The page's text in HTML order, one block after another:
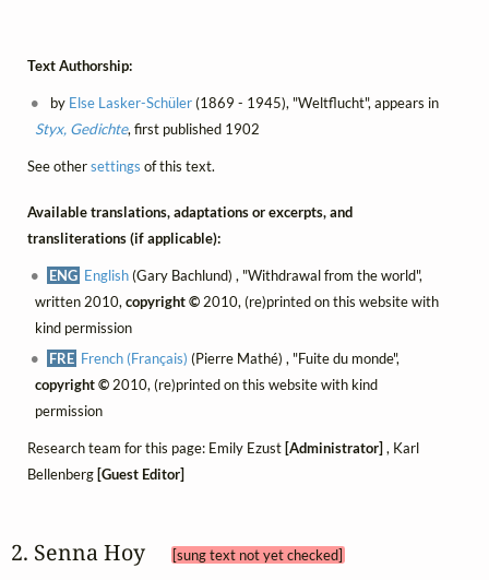
Text Authorship:
by Else Lasker-Schüler(1869 - 1945), "Weltflucht", appears in
Styx, Gedichte, first published 1902
See othersettings of this text.
Available translations, adaptations or excerpts, and
transliterations (if applicable):
ENG English(Gary Bachlund) , "Withdrawal from the world",
written 2010, copyright ©2010, (re)printed on this website with
kind permission
FRE French (Français) (Pierre Mathé) , "Fuite du monde",
copyright ©2010, (re)printed on this website with kind
permission
Research team for this page: Emily Ezust [Administrator] , Karl
Bellenberg [Guest Editor]
2. Senna Hoy [sung text not yet checked]